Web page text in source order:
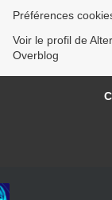
Préférences
Voir le profil de
Overblog